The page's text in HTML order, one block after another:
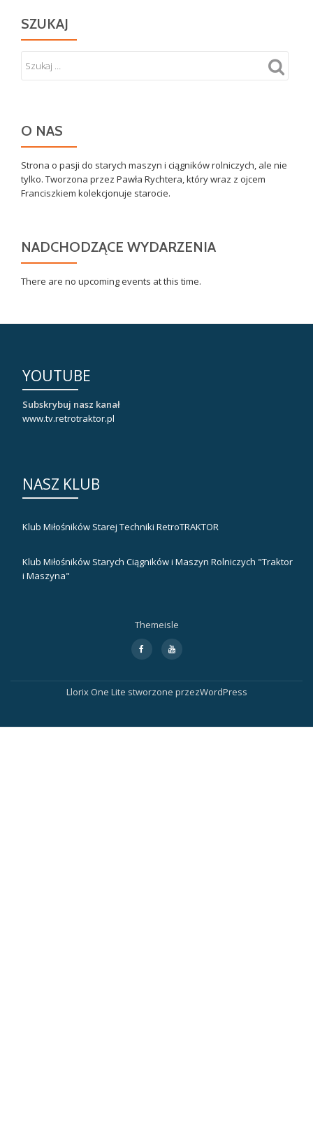
SZUKAJ
O NAS
Strona o pasji do starych maszyn i ciągników rolniczych, ale nie
tylko. Tworzona przez Pawła Rychtera, który wraz z ojcem
Franciszkiem kolekcjonuje starocie.
NADCHODZĄCE WYDARZENIA
There are no upcoming events at this time.
YOUTUBE
Subskrybuj nasz kanał
www.tv.retrotraktor.pl
NASZ KLUB
Klub Miłośników Starej Techniki RetroTRAKTOR
Klub Miłośników Starych Ciągników i Maszyn Rolniczych "Traktor
i Maszyna"
Themeisle
menu
fa-
facebook
fa-
youtube
Llorix One Lite stworzone przezWordPress